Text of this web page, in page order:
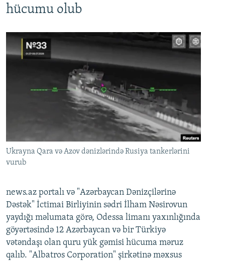
hücumu olub
Ukrayna Qara və Azov dənizlərində Rusiya tankerlərini
vurub
news.az portalı və "Azərbaycan Dənizçilərinə
Dəstək" İctimai Birliyinin sədri İlham Nəsirovun
yaydığı məlumata görə, Odessa limanı yaxınlığında
göyərtəsində 12 Azərbaycan və bir Türkiyə
vətəndaşı olan quru yük gəmisi hücuma məruz
qalıb. "Albatros Corporation" şirkətinə məxsus